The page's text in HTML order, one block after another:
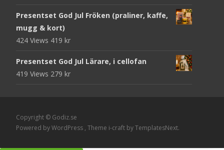
Presentset God Jul Fröken (praliner, kaffe,
mugg & kort)
424 Views 419 kr
Presentset God Jul Lärare, i cellofan
419 Views 279 kr
Copyright © Godiz.se
Powered by WordPress , Theme i-craft by TemplatesNext.